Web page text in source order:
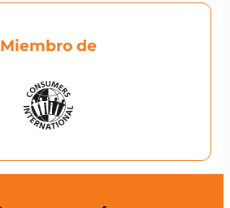
Miembro de